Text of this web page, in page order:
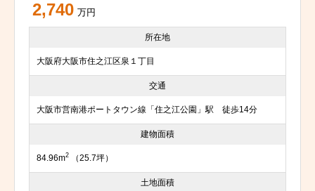
2,740 万円
所在地
大阪府大阪市住之江区泉１丁目
交通
大阪市営南港ポートタウン線「住之江公園」駅 徒歩14分
建物面積
84.96m2 （25.7坪）
土地面積